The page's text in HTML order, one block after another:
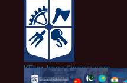
КПІ ім. Ігоря Сікорського